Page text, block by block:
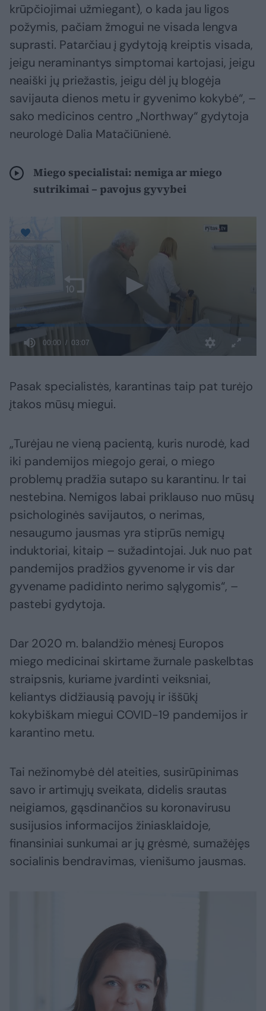
krūpčiojimai užmiegant), o kada jau ligos
požymis, pačiam žmogui ne visada lengva
suprasti. Patarčiau į gydytoją kreiptis visada,
jeigu neraminantys simptomai kartojasi, jeigu
neaiški jų priežastis, jeigu dėl jų blogėja
savijauta dienos metu ir gyvenimo kokybė“, –
sako medicinos centro „Northway“ gydytoja
neurologė Dalia Matačiūnienė.
Miego specialistai: nemiga ar miego
sutrikimai – pavojus gyvybei
Pasak specialistės, karantinas taip pat turėjo
įtakos mūsų miegui.
„Turėjau ne vieną pacientą, kuris nurodė, kad
iki pandemijos miegojo gerai, o miego
problemų pradžia sutapo su karantinu. Ir tai
nestebina. Nemigos labai priklauso nuo mūsų
psichologinės savijautos, o nerimas,
nesaugumo jausmas yra stiprūs nemigų
induktoriai, kitaip – sužadintojai. Juk nuo pat
pandemijos pradžios gyvenome ir vis dar
gyvename padidinto nerimo sąlygomis“, –
pastebi gydytoja.
Dar 2020 m. balandžio mėnesį Europos
miego medicinai skirtame žurnale paskelbtas
straipsnis, kuriame įvardinti veiksniai,
keliantys didžiausią pavojų ir iššūkį
kokybiškam miegui COVID-19 pandemijos ir
karantino metu.
Tai nežinomybė dėl ateities, susirūpinimas
savo ir artimųjų sveikata, didelis srautas
neigiamos, gąsdinančios su koronavirusu
susijusios informacijos žiniasklaidoje,
finansiniai sunkumai ar jų grėsmė, sumažėjęs
socialinis bendravimas, vienišumo jausmas.